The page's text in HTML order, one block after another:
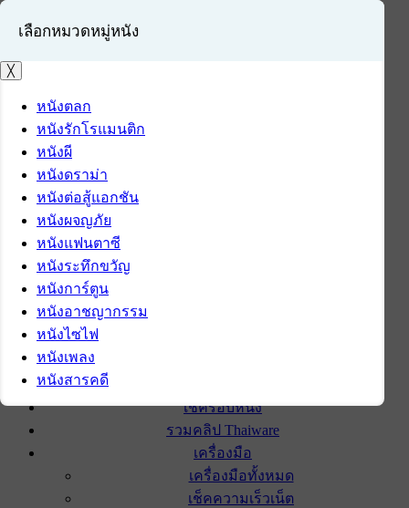
เข้าสู่ระบบ
สมัครสมาชิก
เช็ครอบหนัง
รวมคลิป Thaiware
เครื่องมือ
เครื่องมือทั้งหมด
เช็คความเร็วเน็ต
เลือกหมวดหมู่หนัง
╳
หนังตลก
หนังรักโรแมนติก
หนังผี
หนังดราม่า
หนังต่อสู้แอกชัน
หนังผจญภัย
หนังแฟนตาซี
หนังระทึกขวัญ
หนังการ์ตูน
หนังอาชญากรรม
หนังไซไฟ
หนังเพลง
หนังสารคดี